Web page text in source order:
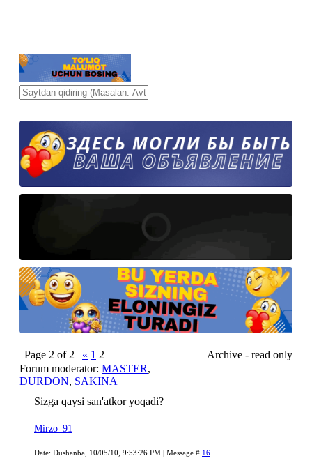
Page 2 of 2 « 1 2
Archive - read only
Forum moderator: MASTER,
DURDON, SAKINA
Sizga qaysi san'atkor yoqadi?
Mirzo_91
Date: Dushanba, 10/05/10, 9:53:26 PM | Message # 16